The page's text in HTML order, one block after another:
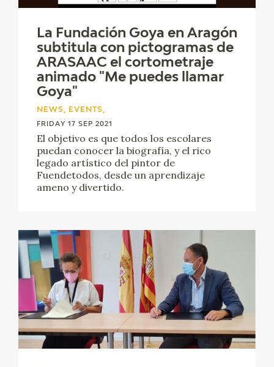
La Fundación Goya en Aragón
subtitula con pictogramas de
ARASAAC el cortometraje
animado "Me puedes llamar
Goya"
NEWS, EVENTS,
FRIDAY 17 SEP 2021
El objetivo es que todos los escolares
puedan conocer la biografía, y el rico
legado artístico del pintor de
Fuendetodos, desde un aprendizaje
ameno y divertido.